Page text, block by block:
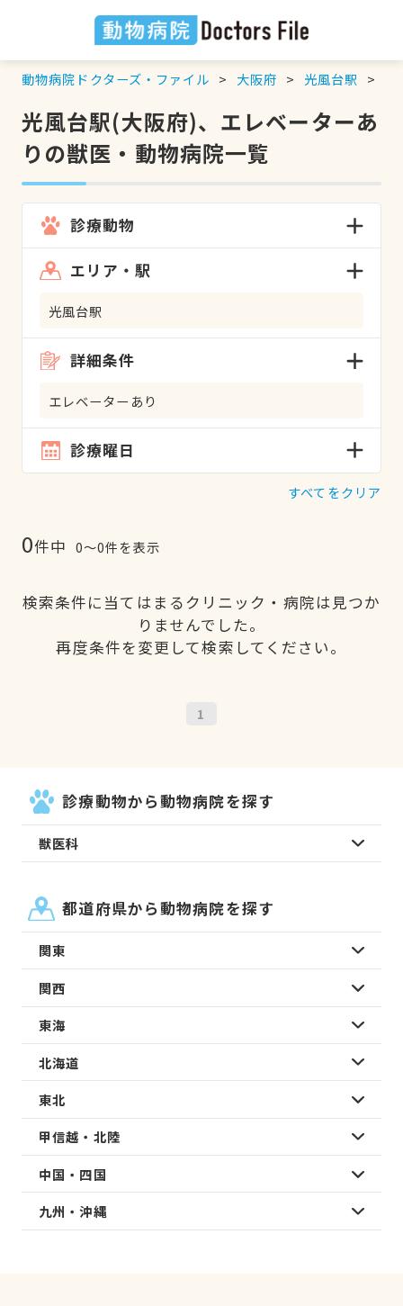
動物病院ドクターズ・ファイル 大阪府 光風台駅
光風台駅(大阪府)、エレベーターあ
りの獣医・動物病院一覧
診療動物
エリア・駅
光風台駅
詳細条件
エレベーターあり
診療曜日
すべてをクリア
0件中 0〜0件を表示
検索条件に当てはまるクリニック・病院は見つか
りませんでした。
再度条件を変更して検索してください。
1
診療動物から動物病院を探す
獣医科
都道府県から動物病院を探す
関東
関西
東海
北海道
東北
甲信越・北陸
中国・四国
九州・沖縄